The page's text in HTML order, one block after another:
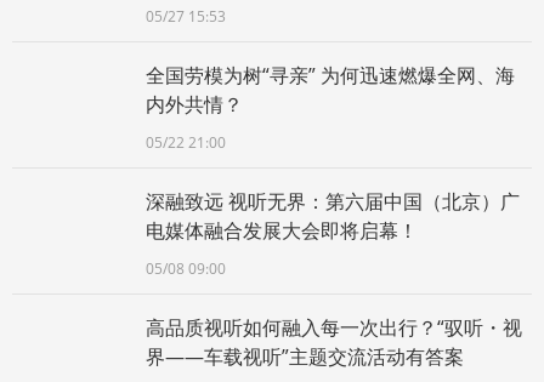
05/27 15:53
全国劳模为树“寻亲” 为何迅速燃爆全网、海
内外共情？
05/22 21:00
深融致远 视听无界：第六届中国（北京）广
电媒体融合发展大会即将启幕！
05/08 09:00
高品质视听如何融入每一次出行？“驭听・视
界——车载视听”主题交流活动有答案